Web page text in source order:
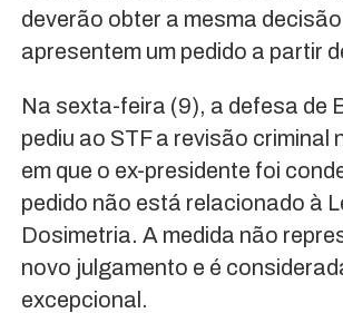
deverão obter a mesma
apresentem um pedido a partir
Na sexta-feira (9), a defesa de
pediu ao STF a revisão criminal
em que o ex-presidente foi
pedido não está relacionado à
Dosimetria. A medida não
novo julgamento e é
excepcional.